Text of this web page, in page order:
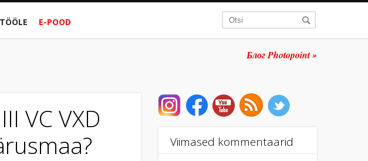
E-POOD
Блог Photopoint »
VC VXD
Viimased kommentaarid